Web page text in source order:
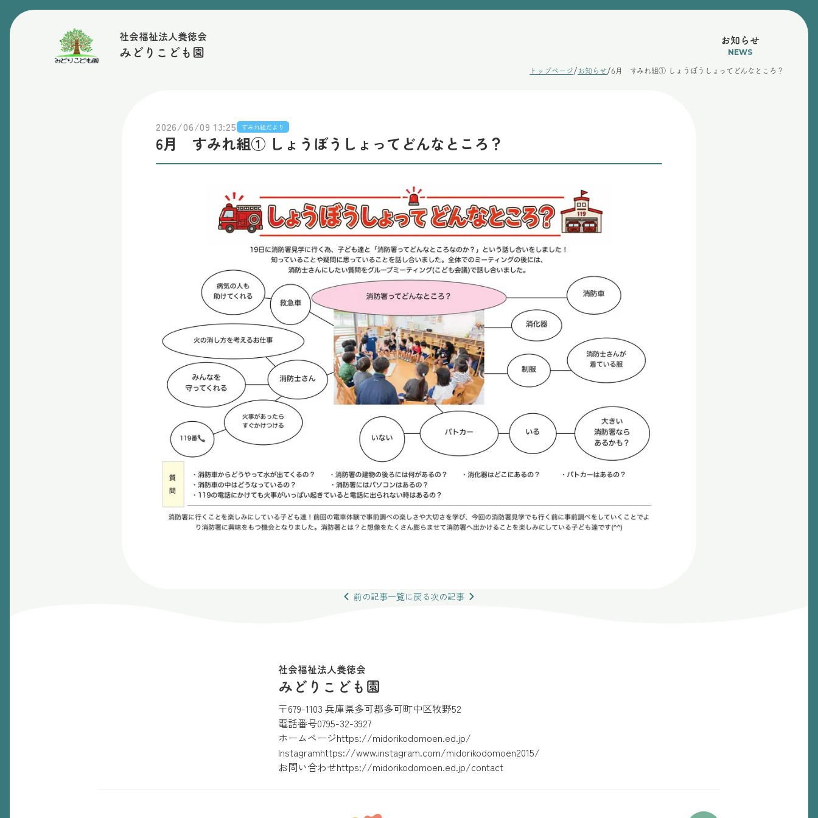
社会福祉法人養徳会
みどりこども園
お知らせ
NEWS
トップページ/ お知らせ/6月 すみれ組① しょうぼうしょってどんなところ？
2026/06/09 13:25 すみれ組だより
6月 すみれ組① しょうぼうしょってどんなところ？
前の記事一覧に戻る次の記事
社会福祉法人養徳会
みどりこども園
〒679-1103 兵庫県多可郡多可町中区牧野52
電話番号0795-32-3927
ホームページhttps://midorikodomoen.ed.jp/
Instagramhttps://www.instagram.com/midorikodomoen2015/
お問い合わせhttps://midorikodomoen.ed.jp/contact